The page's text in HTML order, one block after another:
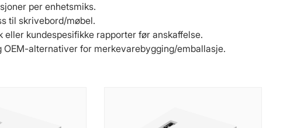
per enhetsmiks.
til skrivebord/møbel.
kundespesifikke rapporter før anskaffelse.
alternativer for merkevarebygging/emballasje.